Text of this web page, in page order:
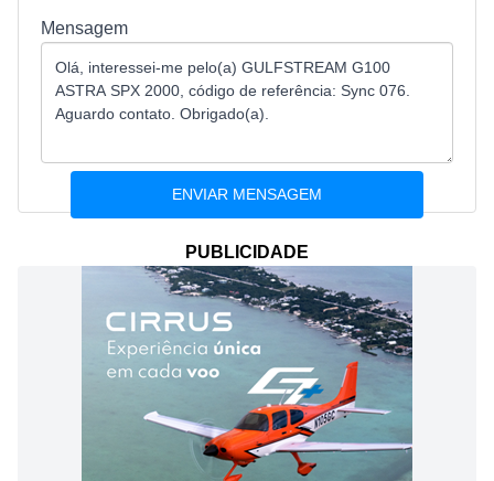
Mensagem
PUBLICIDADE